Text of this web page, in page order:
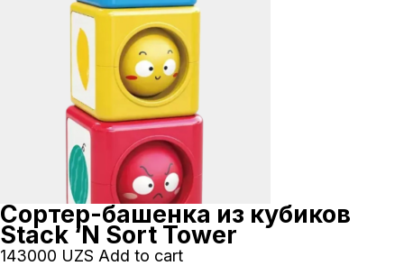
Сортер-башенка из кубиков
Stack ‘N Sort Tower
143000 UZS Add to cart